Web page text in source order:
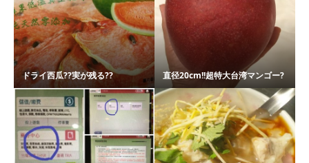
ドライ西瓜??実が残る?? 直径20cm!!超特大台湾マンゴー?